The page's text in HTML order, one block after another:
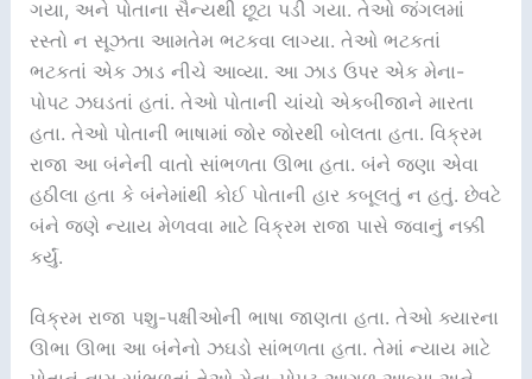
ગયા, અને પોતાના સૈન્યથી છૂટા પડી ગયા. તેઓ જંગલમાં
રસ્તો ન સૂઝતા આમતેમ ભટકવા લાગ્યા. તેઓ ભટકતાં
ભટકતાં એક ઝાડ નીચે આવ્યા. આ ઝાડ ઉપર એક મેના-
પોપટ ઝઘડતાં હતાં. તેઓ પોતાની ચાંચો એકબીજાને મારતા
હતા. તેઓ પોતાની ભાષામાં જોર જોરથી બોલતા હતા. વિક્રમ
રાજા આ બંનેની વાતો સાંભળતા ઊભા હતા. બંને જણા એવા
હઠીલા હતા કે બંનેમાંથી કોઈ પોતાની હાર કબૂલતું ન હતું. છેવટે
બંને જણે ન્યાય મેળવવા માટે વિક્રમ રાજા પાસે જવાનું નક્કી
કર્યું.
વિક્રમ રાજા પશુ-પક્ષીઓની ભાષા જાણતા હતા. તેઓ ક્યારના
ઊભા ઊભા આ બંનેનો ઝઘડો સાંભળતા હતા. તેમાં ન્યાય માટે